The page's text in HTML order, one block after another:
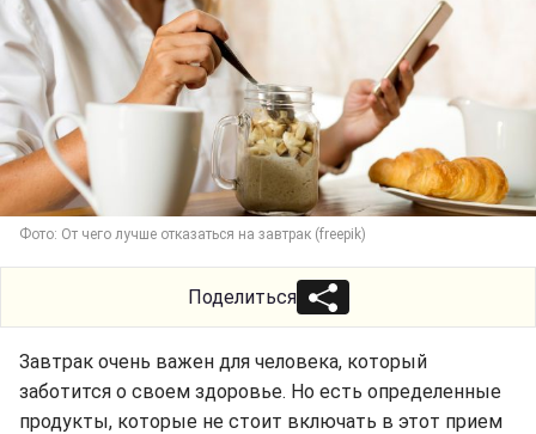
Фото: От чего лучше отказаться на завтрак (freepik)
Поделиться
Завтрак очень важен для человека, который
заботится о своем здоровье. Но есть определенные
продукты, которые не стоит включать в этот прием